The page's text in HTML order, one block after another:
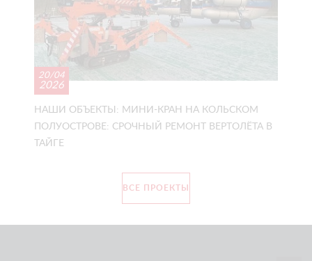
20/04
2026
НАШИ ОБЪЕКТЫ: МИНИ-КРАН НА КОЛЬСКОМ
ПОЛУОСТРОВЕ: СРОЧНЫЙ РЕМОНТ ВЕРТОЛЁТА В
ТАЙГЕ
ВСЕ ПРОЕКТЫ